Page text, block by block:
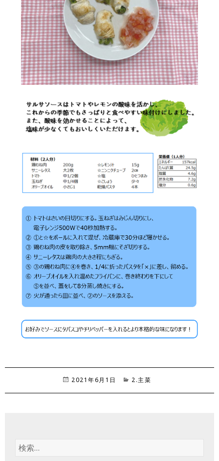
投
2021年6月1日
カ
2.主菜
検